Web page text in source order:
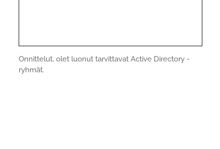
Onnittelut, olet luonut tarvittavat Active Directory -
ryhmät.